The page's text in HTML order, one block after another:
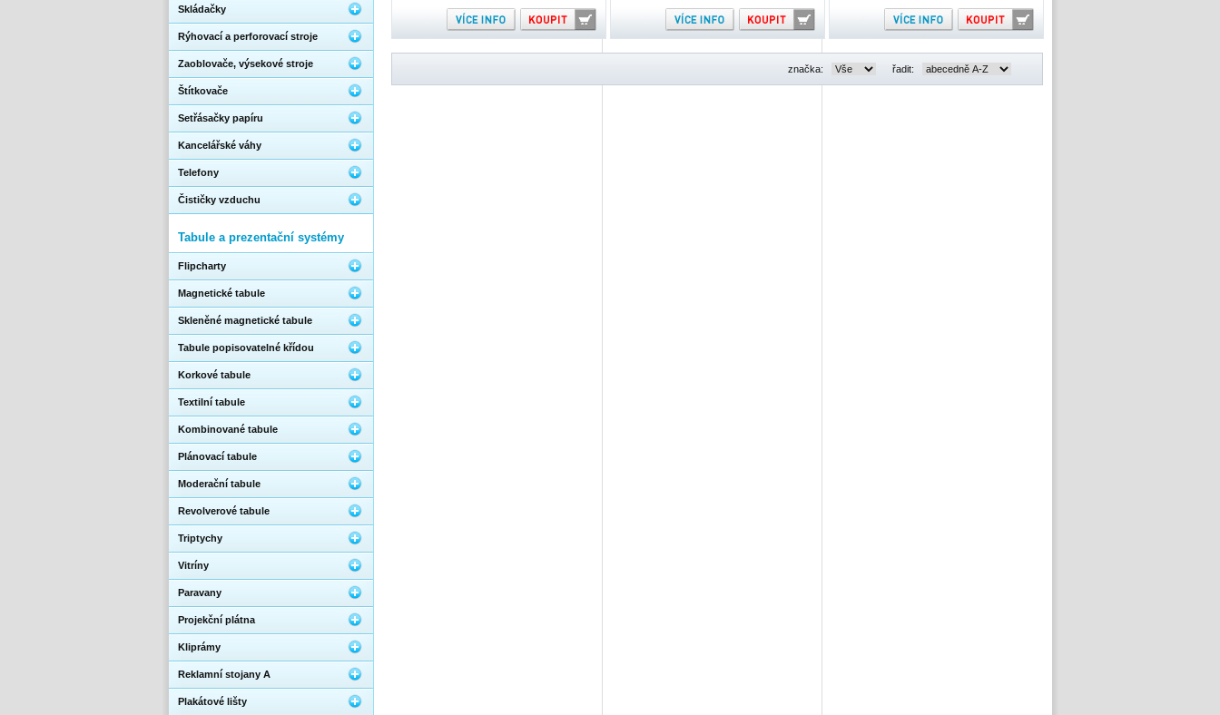
značka: řadit:
Skládačky
Rýhovací a perforovací stroje
Zaoblovače, výsekové stroje
Štítkovače
Setřásačky papíru
Kancelářské váhy
Telefony
Čističky vzduchu
Tabule a prezentační systémy
Flipcharty
Magnetické tabule
Skleněné magnetické tabule
Tabule popisovatelné křídou
Korkové tabule
Textilní tabule
Kombinované tabule
Plánovací tabule
Moderační tabule
Revolverové tabule
Triptychy
Vitríny
Paravany
Projekční plátna
Kliprámy
Reklamní stojany A
Plakátové lišty